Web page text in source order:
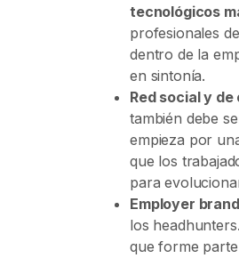
tecnológicos
profesionales
dentro de la
en sintonía.
Red social y
también debe
empieza por
que los
para
Employer
los
que forme